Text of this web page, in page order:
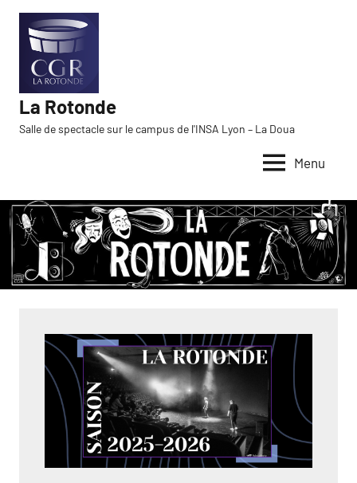
Aller
contenu
La Rotonde
Salle de spectacle sur le campus de l'INSA Lyon – La Doua
Menu